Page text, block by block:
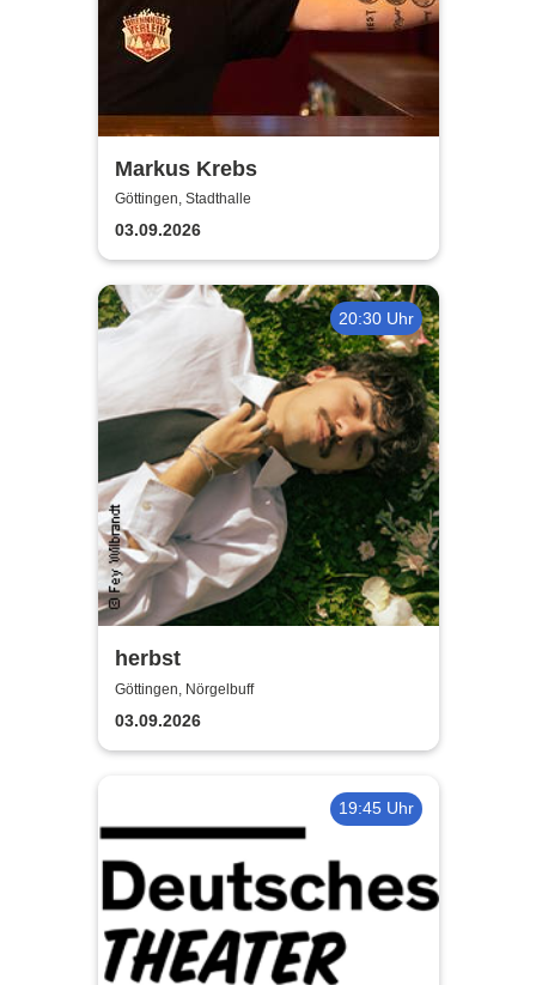
Markus Krebs
Göttingen, Stadthalle
03.09.2026
20:30 Uhr
herbst
Göttingen, Nörgelbuff
03.09.2026
19:45 Uhr